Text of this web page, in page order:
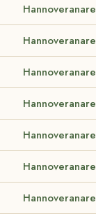
Hannoveranare
Hannoveranare
Hannoveranare
Hannoveranare
Hannoveranare
Hannoveranare
Hannoveranare